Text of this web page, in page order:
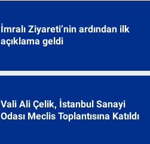
İmralı Ziyareti’nin ardından ilk
açıklama geldi
Vali Ali Çelik, İstanbul Sanayi
Odası Meclis Toplantısına Katıldı